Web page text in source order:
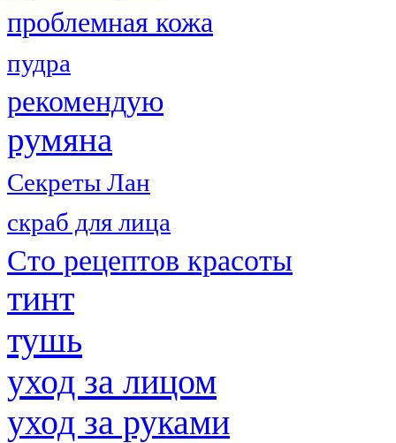
проблемная кожа
пудра
рекомендую
румяна
Секреты Лан
скраб для лица
Сто рецептов красоты
тинт
тушь
уход за лицом
уход за руками